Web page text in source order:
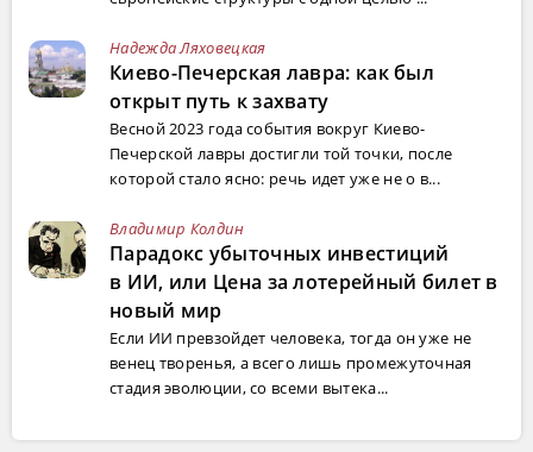
Надежда Ляховецкая
Киево-Печерская лавра: как был
открыт путь к захвату
Весной 2023 года события вокруг Киево-
Печерской лавры достигли той точки, после
которой стало ясно: речь идет уже не о в...
Владимир Колдин
Парадокс убыточных инвестиций
в ИИ, или Цена за лотерейный билет в
новый мир
Если ИИ превзойдет человека, тогда он уже не
венец творенья, а всего лишь промежуточная
стадия эволюции, со всеми вытека...